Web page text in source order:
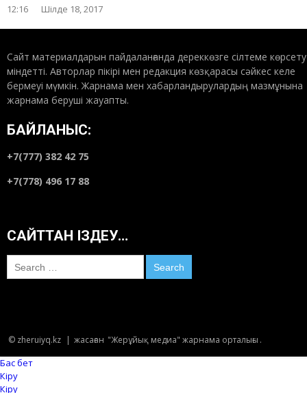
12:16 Шілде 18, 2017
Сайт материалдарын пайдаланғанда дереккөзге сілтеме көрсету
міндетті. Авторлар пікірі мен редакция көзқарасы сәйкес келе
бермеуі мүмкін. Жарнама мен хабарландырулардың мазмұнына
жарнама беруші жауапты.
БАЙЛАНЫС:
+7(777) 382 42 75
+7(778) 496 17 88
САЙТТАН ІЗДЕУ…
for:
© zheruiyq.kz | жасаған "Жерұйық медиа" жарнама орталығы .
Бас бет
Кіру
Кіру